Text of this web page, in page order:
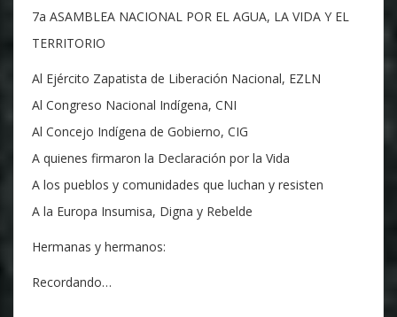
7a ASAMBLEA NACIONAL POR EL AGUA, LA VIDA Y EL
TERRITORIO
Al Ejército Zapatista de Liberación Nacional, EZLN
Al Congreso Nacional Indígena, CNI
Al Concejo Indígena de Gobierno, CIG
A quienes firmaron la Declaración por la Vida
A los pueblos y comunidades que luchan y resisten
A la Europa Insumisa, Digna y Rebelde
Hermanas y hermanos:
Recordando…